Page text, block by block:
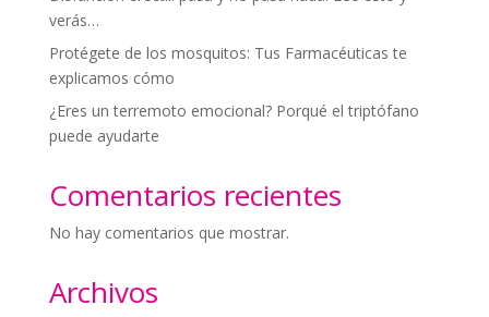
verás…
Protégete de los mosquitos: Tus Farmacéuticas te
explicamos cómo
¿Eres un terremoto emocional? Porqué el triptófano
puede ayudarte
Comentarios recientes
No hay comentarios que mostrar.
Archivos